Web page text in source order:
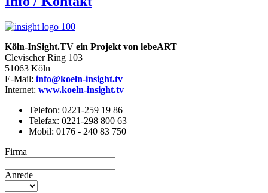
Köln-InSight.TV ein Projekt von lebeART
Clevischer Ring 103
51063 Köln
E-Mail: info@koeln-insight.tv
Internet: www.koeln-insight.tv
Telefon: 0221-259 19 86
Telefax: 0221-298 800 63
Mobil: 0176 - 240 83 750
Firma
Anrede